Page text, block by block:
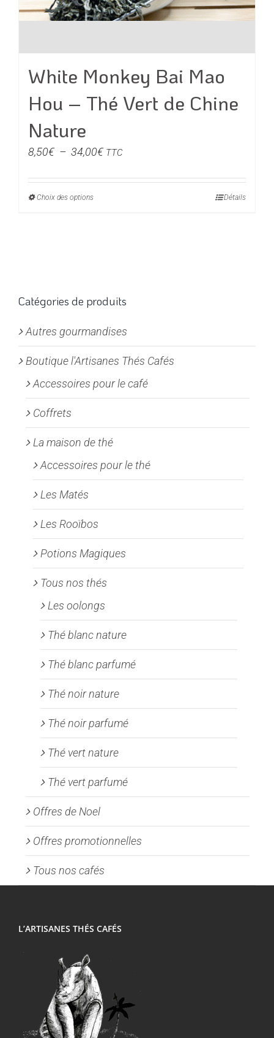
White Monkey Bai Mao
Hou – Thé Vert de Chine
Nature
8,50€ – 34,00€Plage
prix :
TTC
Choix des optionsCe
options
être
choisies
sur
la
page
produit
Détails
Catégories de produits
Autres gourmandises
Boutique l'Artisanes Thés Cafés
Accessoires pour le café
Coffrets
La maison de thé
Accessoires pour le thé
Les Matés
Les Rooïbos
Potions Magiques
Tous nos thés
Les oolongs
Thé blanc nature
Thé blanc parfumé
Thé noir nature
Thé noir parfumé
Thé vert nature
Thé vert parfumé
Offres de Noel
Offres promotionnelles
Tous nos cafés
L’ARTISANES THÉS CAFÉS